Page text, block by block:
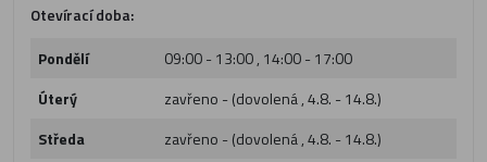
Otevírací doba:
Pondělí
09:00 - 13:00 , 14:00 - 17:00
Úterý
zavřeno - (dovolená , 4.8. - 14.8.)
Středa
zavřeno - (dovolená , 4.8. - 14.8.)